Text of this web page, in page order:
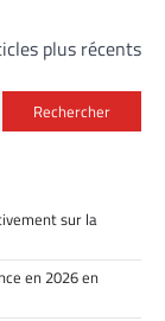
plus récents
Rechercher
sur la
en 2026 en